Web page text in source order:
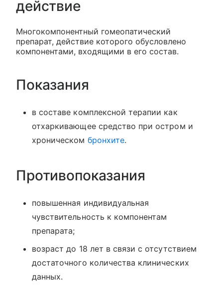
действие
Многокомпонентный гомеопатический
препарат, действие которого обусловлено
компонентами, входящими в его состав.
Показания
в составе комплексной терапии как
отхаркивающее средство при остром и
хроническом бронхите.
Противопоказания
повышенная индивидуальная
чувствительность к компонентам
препарата;
возраст до 18 лет в связи с отсутствием
достаточного количества клинических
данных.